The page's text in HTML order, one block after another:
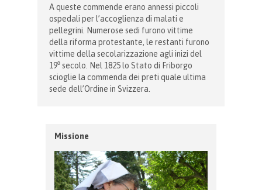
A queste commende erano annessi piccoli
ospedali per l’accoglienza di malati e
pellegrini. Numerose sedi furono vittime
della riforma protestante, le restanti furono
vittime della secolarizzazione agli inizi del
19⁰ secolo. Nel 1825 lo Stato di Friborgo
scioglie la commenda dei preti quale ultima
sede dell’Ordine in Svizzera.
Missione